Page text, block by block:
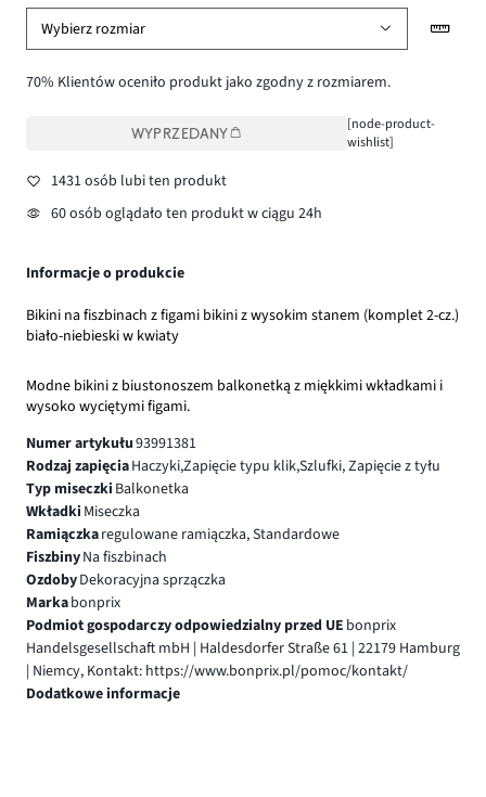
Wybierz rozmiar
70% Klientów oceniło produkt jako zgodny z rozmiarem.
WYPRZEDANY
[node-product-
wishlist]
1431 osób lubi ten produkt
60 osób oglądało ten produkt w ciągu 24h
Informacje o produkcie
Bikini na fiszbinach z figami bikini z wysokim stanem (komplet 2-cz.)
biało-niebieski w kwiaty
Modne bikini z biustonoszem balkonetką z miękkimi wkładkami i
wysoko wyciętymi figami.
Numer artykułu93991381
Rodzaj zapięciaHaczyki,Zapięcie typu klik,Szlufki, Zapięcie z tyłu
Typ miseczki Balkonetka
Wkładki Miseczka
Ramiączkaregulowane ramiączka, Standardowe
FiszbinyNa fiszbinach
OzdobyDekoracyjna sprzączka
Markabonprix
Podmiot gospodarczy odpowiedzialny przed UE bonprix
Handelsgesellschaft mbH | Haldesdorfer Straße 61 | 22179 Hamburg
| Niemcy, Kontakt: https://www.bonprix.pl/pomoc/kontakt/
Dodatkowe informacje